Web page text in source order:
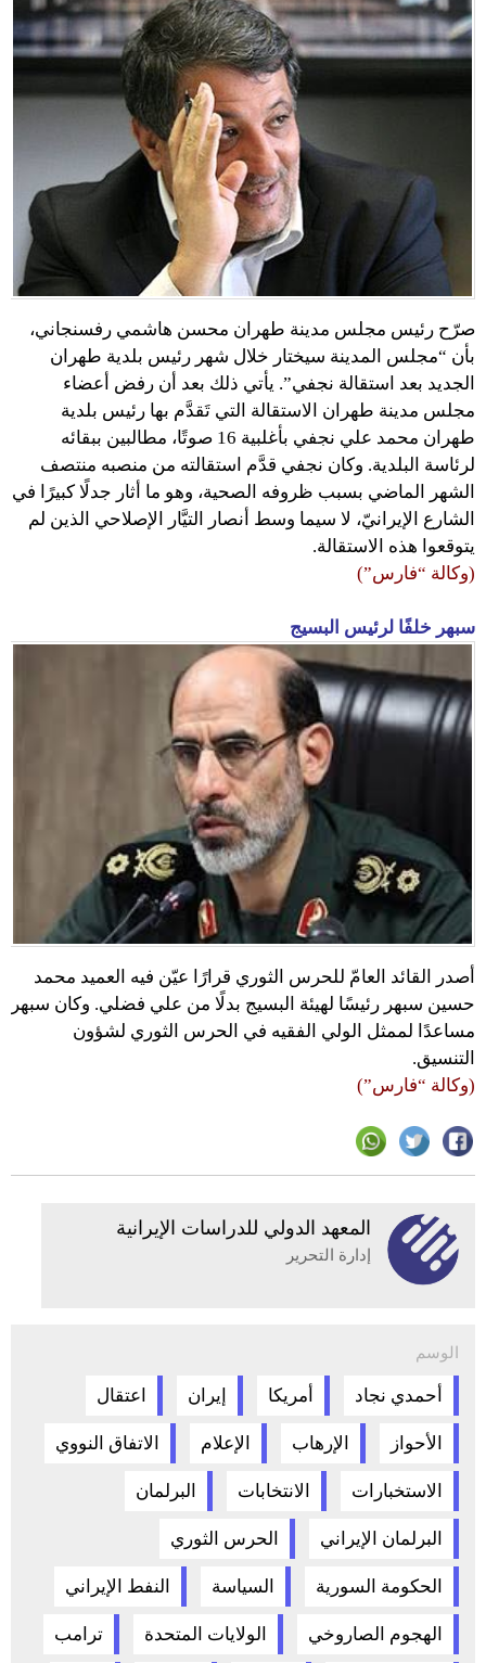
صرّح رئيس مجلس مدينة طهران محسن هاشمي رفسنجاني،
بأن “مجلس المدينة سيختار خلال شهر رئيس بلدية طهران
الجديد بعد استقالة نجفي”. يأتي ذلك بعد أن رفض أعضاء
مجلس مدينة طهران الاستقالة التي تَقدَّم بها رئيس بلدية
طهران محمد علي نجفي بأغلبية 16 صوتًا، مطالبين ببقائه
لرئاسة البلدية. وكان نجفي قدَّم استقالته من منصبه منتصف
الشهر الماضي بسبب ظروفه الصحية، وهو ما أثار جدلًا كبيرًا في
الشارع الإيرانيّ، لا سيما وسط أنصار التيَّار الإصلاحي الذين لم
يتوقعوا هذه الاستقالة.
(وكالة “فارس”)
سبهر خلفًا لرئيس البسيج
أصدر القائد العامّ للحرس الثوري قرارًا عيّن فيه العميد محمد
حسين سبهر رئيسًا لهيئة البسيج بدلًا من علي فضلي. وكان سبهر
مساعدًا لممثل الولي الفقيه في الحرس الثوري لشؤون
التنسيق.
(وكالة “فارس”)
المعهد الدولي للدراسات الإيرانية
إدارة التحرير
الوسم
أحمدي نجاد أمريكا إيران اعتقال
الأحواز الإرهاب الإعلام الاتفاق النووي
الاستخبارات الانتخابات البرلمان
البرلمان الإيراني الحرس الثوري
الحكومة السورية السياسة النفط الإيراني
الهجوم الصاروخي الولايات المتحدة ترامب